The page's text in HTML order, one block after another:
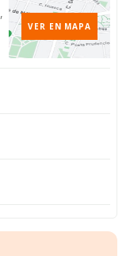
VER EN MAPA